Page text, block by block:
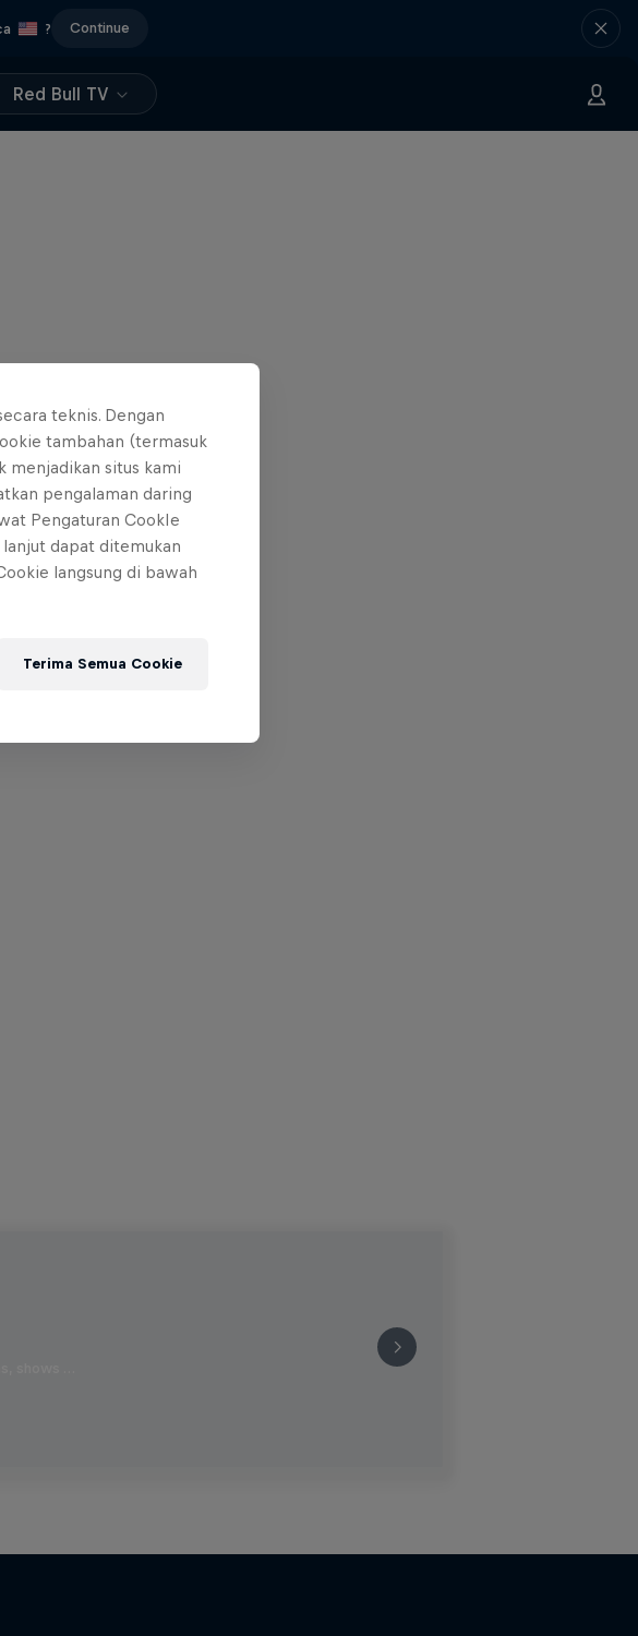
? Continue
Red Bull TV
shows …
teknis. Dengan
tambahan (termasuk
menjadikan situs kami
pengalaman daring
Pengaturan CookIe
dapat ditemukan
langsung di bawah
Terima Semua Cookie